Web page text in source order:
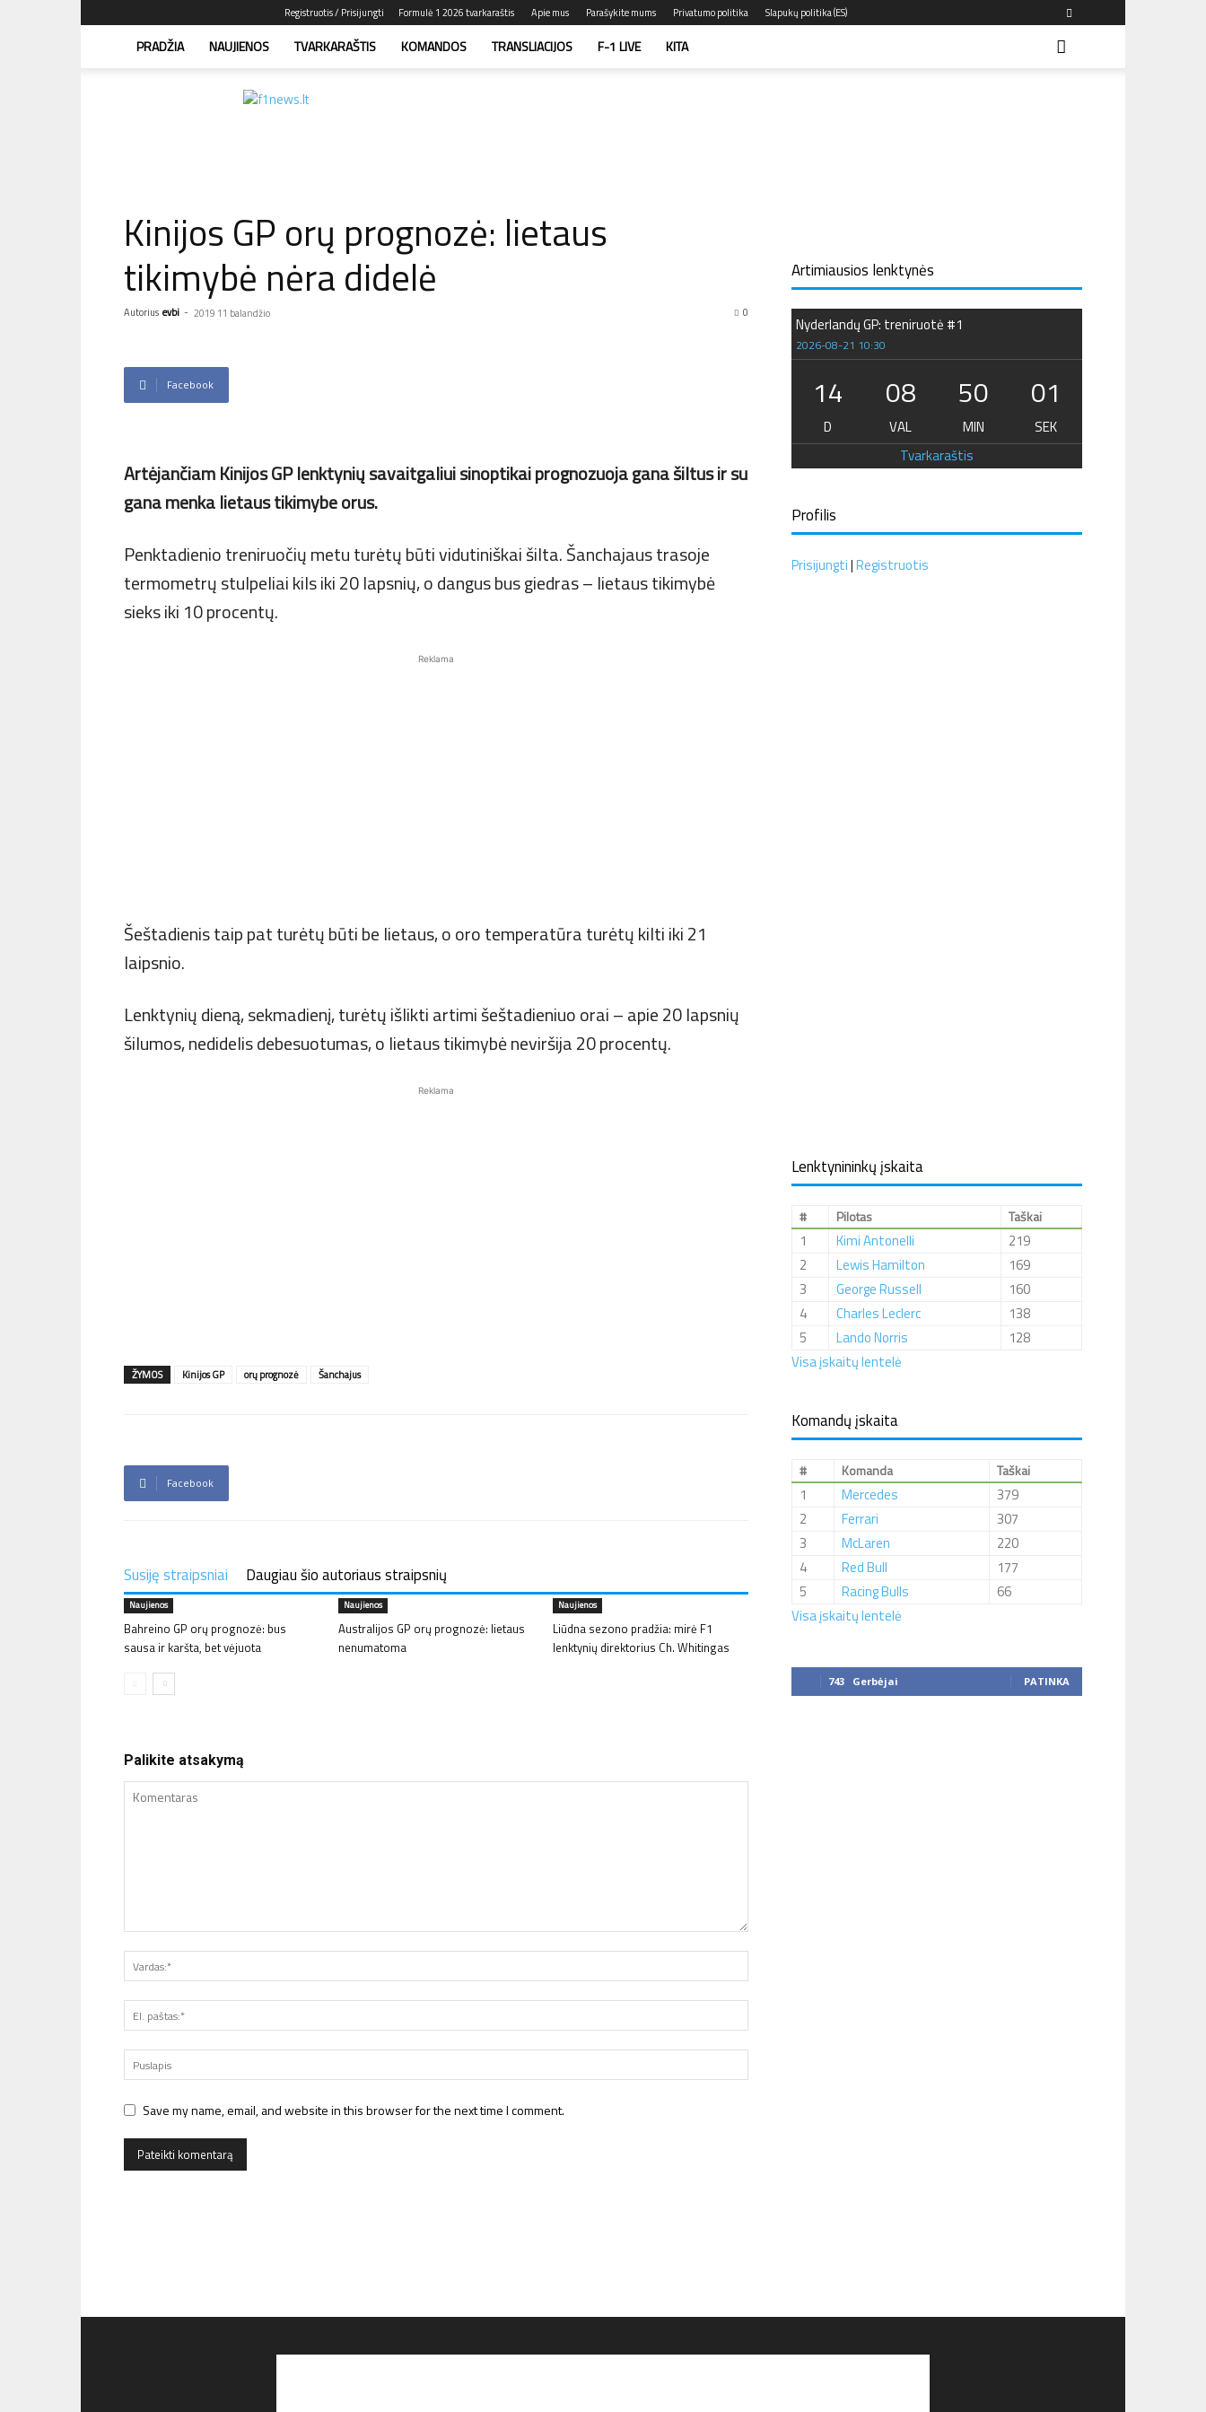
Registruotis / Prisijungti Formulė 1 2026 tvarkaraštis Apie mus Parašykite mums Privatumo politika Slapukų politika (ES)
PRADŽIA NAUJIENOS TVARKARAŠTIS KOMANDOS TRANSLIACIJOS F-1 LIVE KITA
Kinijos GP orų prognozė: lietaus
tikimybė nėra didelė
Autorius evbi - 2019 11 balandžio 0
Facebook
Artėjančiam Kinijos GP lenktynių savaitgaliui sinoptikai prognozuoja gana šiltus ir su
gana menka lietaus tikimybe orus.
Penktadienio treniruočių metu turėtų būti vidutiniškai šilta. Šanchajaus trasoje
termometrų stulpeliai kils iki 20 lapsnių, o dangus bus giedras – lietaus tikimybė
sieks iki 10 procentų.
Reklama
Šeštadienis taip pat turėtų būti be lietaus, o oro temperatūra turėtų kilti iki 21
laipsnio.
Lenktynių dieną, sekmadienį, turėtų išlikti artimi šeštadieniuo orai – apie 20 lapsnių
šilumos, nedidelis debesuotumas, o lietaus tikimybė neviršija 20 procentų.
Reklama
ŽYMOS Kinijos GP orų prognozė Šanchajus
Facebook
Susiję straipsniai Daugiau šio autoriaus straipsnių
Naujienos
Bahreino GP orų prognozė: bus
sausa ir karšta, bet vėjuota
Naujienos
Australijos GP orų prognozė: lietaus
nenumatoma
Naujienos
Liūdna sezono pradžia: mirė F1
lenktynių direktorius Ch. Whitingas
Palikite atsakymą
Save my name, email, and website in this browser for the next time I comment.
Artimiausios lenktynės
Nyderlandų GP: treniruotė #1
2026-08-21 10:30
14
D
08
VAL
50
MIN
01
SEK
Tvarkaraštis
Profilis
Prisijungti|Registruotis
Lenktynininkų įskaita
# Pilotas Taškai
1 Kimi Antonelli
219
2
Lewis Hamilton
169
3
George Russell
160
4
Charles Leclerc
138
5
Lando Norris
128
Visa įskaitų lentelė
Komandų įskaita
# Komanda Taškai
1 Mercedes
379
2
Ferrari
307
3
McLaren
220
4
Red Bull
177
5
Racing Bulls
66
Visa įskaitų lentelė
743 Gerbėjai PATINKA